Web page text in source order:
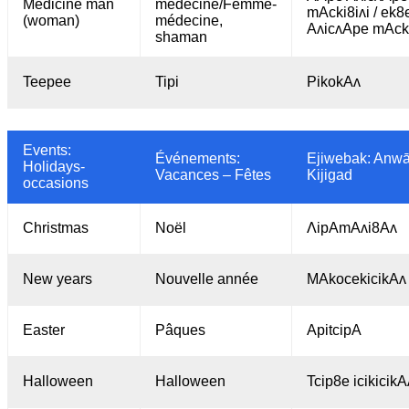
Medicine man
(woman)
médecine/Femme-
médecine,
shaman
mAcki8iʌi /
AʌicʌApe
Teepee Tipi PikokAʌ
Events:
Holidays-
occasions
Événements:
Vacances – Fêtes
Ejiwebak:
Kijigad
Christmas Noël ΛipAmAʌi8Aʌ
New years Nouvelle année MAkocekicikAʌ
Easter Pâques ApitcipA
Halloween Halloween Tcip8e